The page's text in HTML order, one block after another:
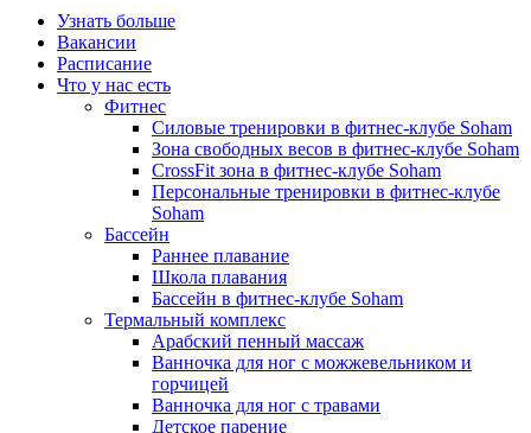
Узнать больше
Вакансии
Расписание
Что у нас есть
Фитнес
Силовые тренировки в фитнес-клубе Soham
Зона свободных весов в фитнес-клубе Soham
CrossFit зона в фитнес-клубе Soham
Персональные тренировки в фитнес-клубе
Soham
Бассейн
Раннее плавание
Школа плавания
Бассейн в фитнес-клубе Soham
Термальный комплекс
Арабский пенный массаж
Ванночка для ног с можжевельником и
горчицей
Ванночка для ног с травами
Детское парение